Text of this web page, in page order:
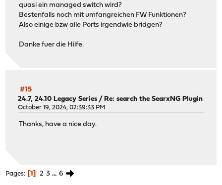
quasi ein managed switch wird?
Bestenfalls noch mit umfangreichen FW Funktionen?
Also einige bzw alle Ports irgendwie bridgen?
Danke fuer die Hilfe.
#15
24.7, 24.10 Legacy Series / Re: search the SearxNG Plugin
October 19, 2024, 02:39:33 PM
Thanks, have a nice day.
Pages 1 2 3 ... 6